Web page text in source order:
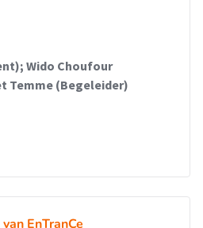
Wido Choufour
Temme (Begeleider)
EnTranCe